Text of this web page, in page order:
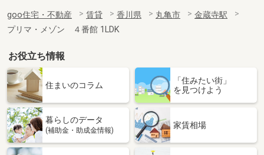
goo住宅・不動産 賃貸 香川県 丸亀市
金蔵寺駅
プリマ・メゾン ４番館 1LDK
お役立ち情報
住まいのコラム
「住みたい街」
を見つけよう
暮らしのデータ
(補助金・助成金情報)
家賃相場